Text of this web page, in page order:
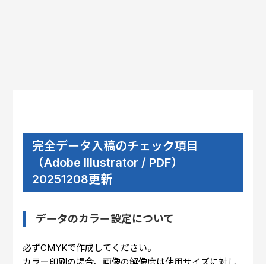
完全データ入稿のチェック項目
（Adobe Illustrator / PDF）
20251208更新
データのカラー設定について
必ずCMYKで作成してください。